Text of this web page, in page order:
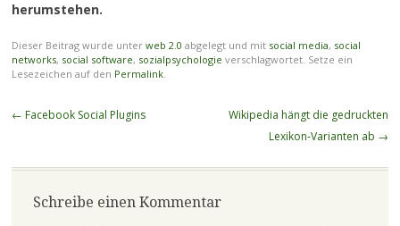
herumstehen.
Dieser Beitrag wurde unter web 2.0 abgelegt und mit social media, social
networks, social software, sozialpsychologie verschlagwortet. Setze ein
Lesezeichen auf den Permalink.
Beitragsnavigation
← Facebook Social Plugins
Wikipedia hängt die gedruckten
Lexikon-Varianten ab →
Schreibe einen Kommentar